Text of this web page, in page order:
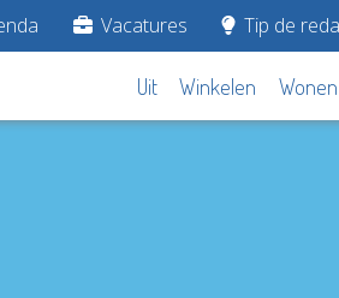
Vacatures Tip de
Uit Winkelen Wonen